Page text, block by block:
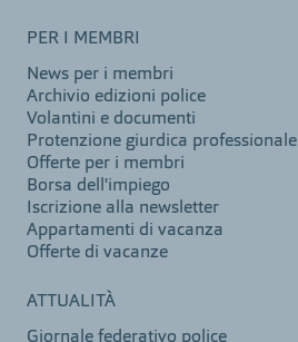
PER I MEMBRI
News per i membri
Archivio edizioni police
Volantini e documenti
Protenzione giurdica professionale
Offerte per i membri
Borsa dell'impiego
Iscrizione alla newsletter
Appartamenti di vacanza
Offerte di vacanze
ATTUALITÀ
Giornale federativo police